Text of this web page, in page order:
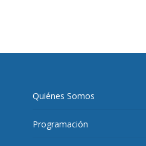
Quiénes Somos
Programación